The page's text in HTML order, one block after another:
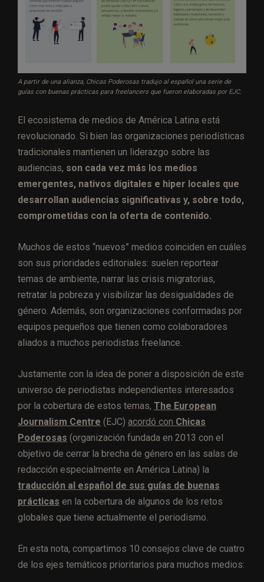
A partir de una alianza, Chicas Poderosas tradujo al español una serie de
guías con buenas prácticas para freelancers que fueron elaboradas por EJC.
El ecosistema de medios de América Latina está
revolucionado. Si bien las organizaciones periodísticas
tradicionales mantienen un liderazgo sobre las
audiencias, son cada vez más los medios
emergentes, nativos digitales e hiper locales que
desarrollan audiencias significativas y, sobre todo,
comprometidas con la oferta de contenido.
Muchos de estos “nuevos” medios coinciden en cuáles
son sus prioridades editoriales: suelen reportear
temas de ambiente, narrar las crisis migratorias,
retratar la pobreza y visibilizar las desigualdades de
género. Además, son organizaciones conformadas por
equipos pequeños que tienen como colaboradores
aliados a muchos periodistas freelance.
Justamente con la idea de poner a disposición de este
universo de periodistas independientes interesados
por la cobertura de estos temas, The European
Journalism Centre (EJC) acordó con Chicas
Poderosas (organización fundada en 2013 con el
objetivo de cerrar la brecha de género en las salas de
redacción especialmente en América Latina) la
traducción al español de sus guías de buenas
prácticas en la cobertura de algunos de los retos
globales que tiene actualmente el periodismo.
En esta nota, compartimos 10 consejos clave de cuatro
de los ejes temáticos prioritarios para muchos medios: